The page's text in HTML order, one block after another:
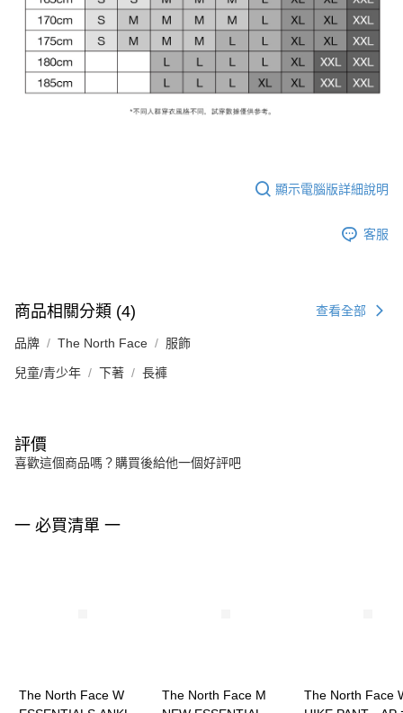
顯示電腦版詳細說明
客服
商品相關分類 (4) 查看全部
品牌 The North Face 服飾
兒童/青少年 下著 長褲
評價
喜歡這個商品嗎？購買後給他一個好評吧
一 必買清單 一
The North Face W
The North Face M
The North Face